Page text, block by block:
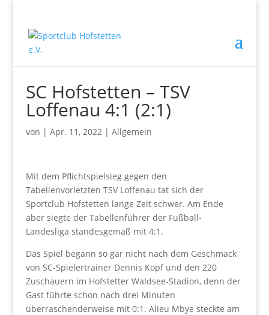
SC Hofstetten – TSV
Loffenau 4:1 (2:1)
von | Apr. 11, 2022| Allgemein
Mit dem Pflichtspielsieg gegen den
Tabellenvorletzten TSV Loffenau tat sich der
Sportclub Hofstetten lange Zeit schwer. Am Ende
aber siegte der Tabellenführer der Fußball-
Landesliga standesgemäß mit 4:1.
Das Spiel begann so gar nicht nach dem Geschmack
von SC-Spielertrainer Dennis Kopf und den 220
Zuschauern im Hofstetter Waldsee-Stadion, denn der
Gast führte schon nach drei Minuten
überraschenderweise mit 0:1. Alieu Mbye steckte am